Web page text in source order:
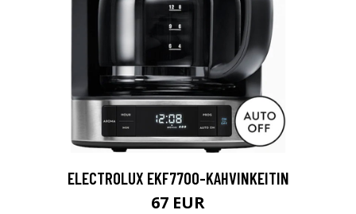
ELECTROLUX EKF7700-KAHVINKEITIN
67 EUR